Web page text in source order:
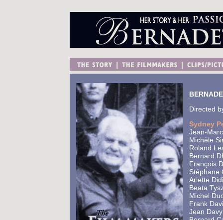
Directed
Sydney
Jean-
Michèle
Roland
Bernard
François
Stéphane
Arlette
Beata
Michel
Frank
Jean